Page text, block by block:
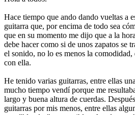
Hace tiempo que ando dando vueltas a
guitarra que, por encima de todo sea
que en su momento me dijo que a la
debe hacer como si de unos zapatos se
el sonido, no lo es menos la comodidad,
con ella.
He tenido varias guitarras, entre ellas
mucho tiempo vendí porque me
largo y buena altura de cuerdas.
guitarras por mis menos, entre ellas